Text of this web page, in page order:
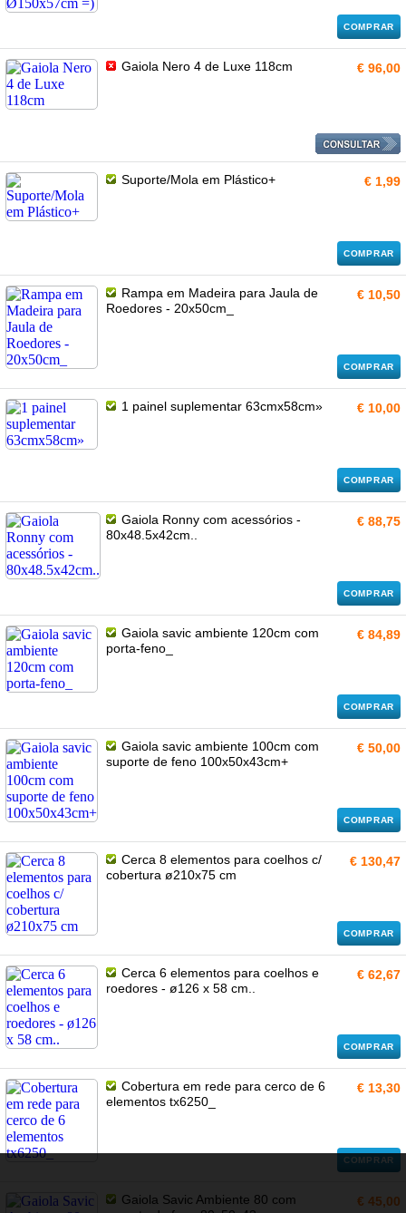
COMPRAR
Gaiola Nero 4 de Luxe 118cm € 96,00
Suporte/Mola em Plástico+ € 1,99
COMPRAR
Rampa em Madeira para Jaula de
Roedores - 20x50cm_
€ 10,50
COMPRAR
1 painel suplementar 63cmx58cm» € 10,00
COMPRAR
Gaiola Ronny com acessórios -
80x48.5x42cm..
€ 88,75
COMPRAR
Gaiola savic ambiente 120cm com
porta-feno_
€ 84,89
COMPRAR
Gaiola savic ambiente 100cm com
suporte de feno 100x50x43cm+
€ 50,00
COMPRAR
Cerca 8 elementos para coelhos c/
cobertura ø210x75 cm
€ 130,47
COMPRAR
Cerca 6 elementos para coelhos e
roedores - ø126 x 58 cm..
€ 62,67
COMPRAR
Cobertura em rede para cerco de 6
elementos tx6250_
€ 13,30
COMPRAR
Gaiola Savic Ambiente 80 com
€ 45,00